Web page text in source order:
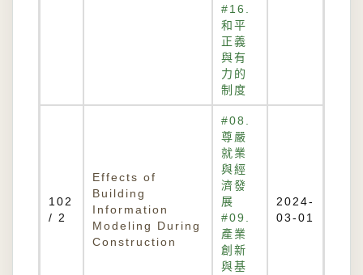
#16.
和平
正義
與有
力的
制度
102
/ 2
Effects of
Building
Information
Modeling During
Construction
#08.
尊嚴
就業
與經
濟發
展
#09.
產業
創新
與基
2024-
03-01